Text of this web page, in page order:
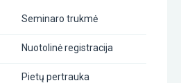
Seminaro trukmė
Nuotolinė registracija
Pietų pertrauka